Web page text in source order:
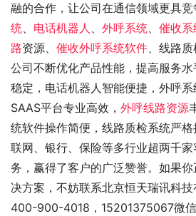
融的合作，让公司在通信领域更具竞
统、 电话机器人 、 外呼系统、 催收系
路资源、 催收外呼系统软件、线路质
公司不断优化产品性能，提高服务
稳定，电话机器人智能便捷，外呼
SAAS平台专业高效， 外呼线路资源
统软件操作简便，线路质检系统严
联网、银行、保险等多行业超两千
务，赢得了客户的广泛赞誉。如果
决方案，不妨联系北京恒天瑞讯科技
400-900-4018，15201375067微信